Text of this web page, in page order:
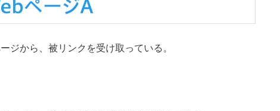
ジから、被リンクを受け取っている。